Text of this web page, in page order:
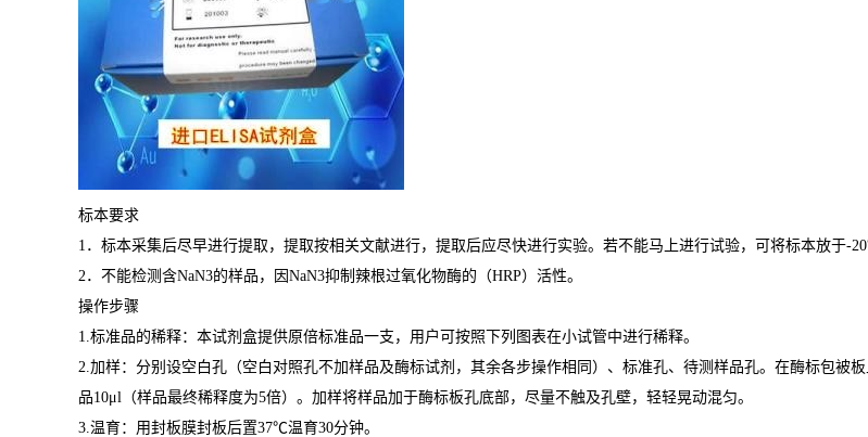
标本要求
1 ．标本采集后尽早进行提取，提取按相关文献进行，提取后应尽快进行实验。若不能马上进行试验，可将标本放于-20
2 ．不能检测含NaN3的样品，因 NaN3抑制辣根过氧化物酶的（HRP）活性。
操作步骤
1. 标准品的稀释：本试剂盒提供原倍标准品一支，用户可按照下列图表在小试管中进行稀释。
2. 加样：分别设空白孔（空白对照孔不加样品及酶标试剂，其余各步操作相同）、标准孔、待测样品孔。在酶标包被
品10μl （样品最终稀释度为5倍）。加样将样品加于酶标板孔底部，尽量不触及孔壁，轻轻晃动混匀。
3. 温育：用封板膜封板后置37℃温育30分钟。